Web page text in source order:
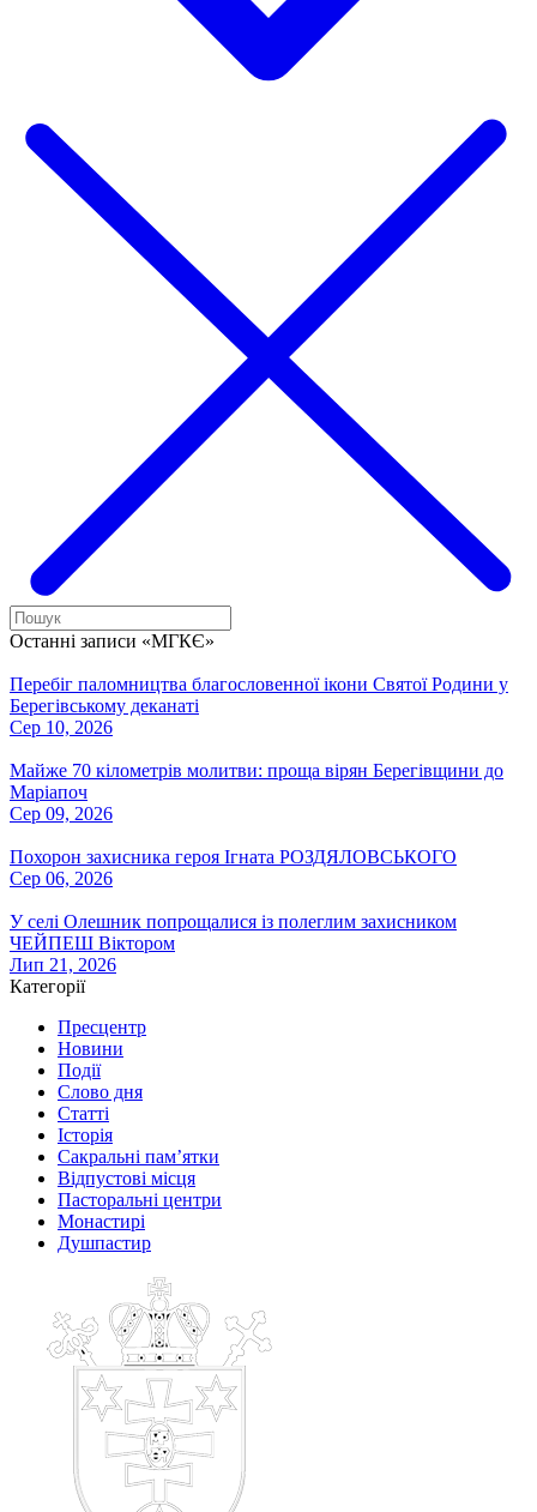
Останні записи «МГКЄ»
Перебіг паломництва благословенної ікони Святої Родини у
Берегівському деканаті
Сер 10, 2026
Майже 70 кілометрів молитви: проща вірян Берегівщини до
Маріапоч
Сер 09, 2026
Похорон захисника героя Ігната РОЗДЯЛОВСЬКОГО
Сер 06, 2026
У селі Олешник попрощалися із полеглим захисником
ЧЕЙПЕШ Віктором
Лип 21, 2026
Категорії
Пресцентр
Новини
Події
Слово дня
Статті
Історія
Сакральні пам’ятки
Відпустові місця
Пасторальні центри
Монастирі
Душпастир